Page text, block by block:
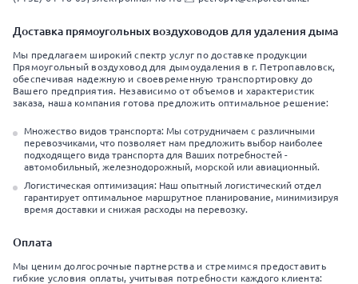
Доставка прямоугольных воздуховодов для удаления дыма
Мы предлагаем широкий спектр услуг по доставке продукции
Прямоугольный воздуховод для дымоудаления в г. Петропавловск,
обеспечивая надежную и своевременную транспортировку до
Вашего предприятия. Независимо от объемов и характеристик
заказа, наша компания готова предложить оптимальное решение:
Множество видов транспорта: Мы сотрудничаем с различными
перевозчиками, что позволяет нам предложить выбор наиболее
подходящего вида транспорта для Ваших потребностей -
автомобильный, железнодорожный, морской или авиационный.
Логистическая оптимизация: Наш опытный логистический отдел
гарантирует оптимальное маршрутное планирование, минимизируя
время доставки и снижая расходы на перевозку.
Оплата
Мы ценим долгосрочные партнерства и стремимся предоставить
гибкие условия оплаты, учитывая потребности каждого клиента: